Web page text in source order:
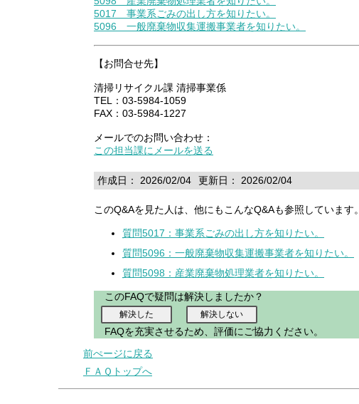
5017 事業系ごみの出し方を知りたい。
5096 一般廃棄物収集運搬事業者を知りたい。
【お問合せ先】
清掃リサイクル課 清掃事業係
TEL：03-5984-1059
FAX：03-5984-1227
メールでのお問い合わせ：
この担当課にメールを送る
作成日： 2026/02/04 更新日： 2026/02/04
このQ&Aを見た人は、他にもこんなQ&Aも参照しています。
質問5017：事業系ごみの出し方を知りたい。
質問5096：一般廃棄物収集運搬事業者を知りたい。
質問5098：産業廃棄物処理業者を知りたい。
このFAQで疑問は解決しましたか？
FAQを充実させるため、評価にご協力ください。
前ぺージに戻る
ＦＡＱトップへ